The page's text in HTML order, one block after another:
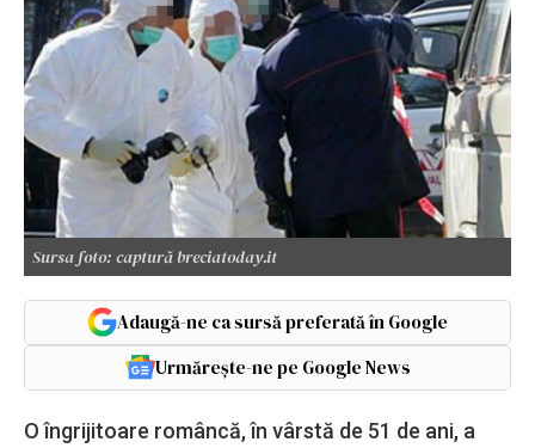
Sursa foto: captură breciatoday.it
Adaugă-ne ca sursă preferată în Google
Urmărește-ne pe Google News
O îngrijitoare româncă, în vârstă de 51 de ani, a